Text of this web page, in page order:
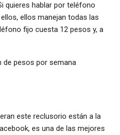
quieres hablar por teléfono
ellos manejan todas las
fijo cuesta 12 pesos y, a
de pesos por semana
este reclusorio están a la
es una de las mejores